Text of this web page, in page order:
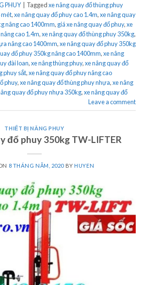
PHUY | Taggedxe nâng quay đổ thùng phuy
mét,xe nâng quay đổ phuy cao 1.4m,xe nâng quay
nâng cao 1400mm, giá xe nâng quay đổ phuy,xe
cao 1.4m,xe nâng quay đổ thùng phuy 350kg,
nâng cao 1400mm,xe nâng quay đổ phuy 350kg
đổ phuy 350kg nâng cao 1400mm,xe nâng
đài loan,xe nâng thùng phuy,xe nâng quay đổ
phuy sắt,xe nâng quay đổ phuy nâng cao
phuy,xe nâng quay đổ thùng phuy nhựa,xe nâng
quay đổ phuy nhựa 350kg,xe nâng quay đổ
Leave a comment
THIẾT BỊ NÂNG PHUY
đổ phuy 350kg TW-LIFTER
8 THÁNG NĂM, 2020 BYHUYEN